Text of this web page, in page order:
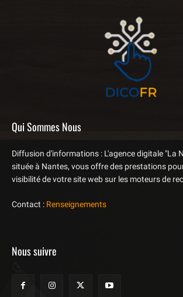
Qui Sommes Nous
Diffusion d'informations : L'agence digitale "La
située à Nantes, vous offre des prestations
visibilité de votre site web sur les moteurs de
Contact : Renseignements
Nous suivre